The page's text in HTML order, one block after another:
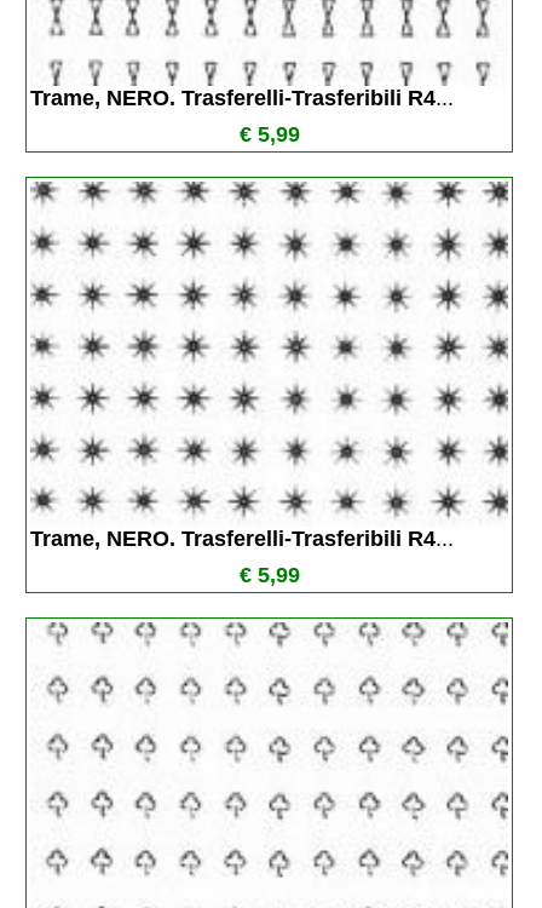
Trame, NERO. Trasferelli-Trasferibili R4...
€ 5,99
Trame, NERO. Trasferelli-Trasferibili R4...
€ 5,99